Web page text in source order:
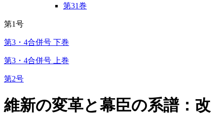
第31巻
第1号
第3・4合併号 下巻
第3・4合併号 上巻
第2号
維新の変革と幕臣の系譜：改